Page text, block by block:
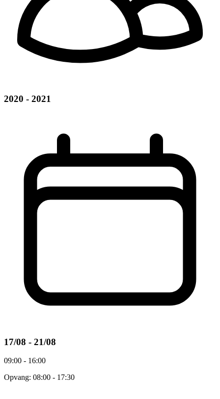
2020 - 2021
17/08 - 21/08
09:00 - 16:00
Opvang: 08:00 - 17:30